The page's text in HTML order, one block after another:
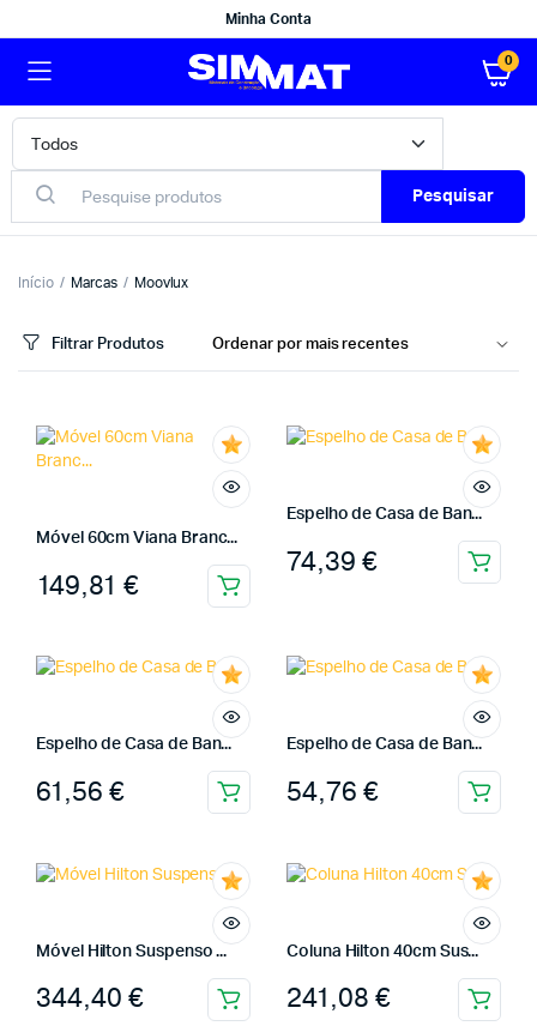
Minha Conta
0
Pesquisar
Início Marcas Moovlux
Filtrar Produtos
Móvel 60cm Viana Branc...
149,81 €
Espelho de Casa de Ban...
74,39 €
Espelho de Casa de Ban...
61,56 €
Espelho de Casa de Ban...
54,76 €
Móvel Hilton Suspenso ...
344,40 €
Coluna Hilton 40cm Sus...
241,08 €